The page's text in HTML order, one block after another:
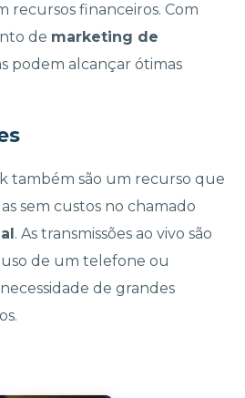
recursos financeiros. Com
de marketing de
podem alcançar ótimas
também são um recurso que
sem custos no chamado
. As transmissões ao vivo são
de um telefone ou
de grandes